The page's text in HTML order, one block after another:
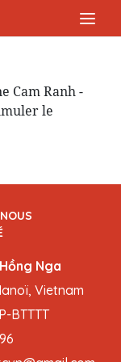
Cam Ranh -
le
Nga
Vietnam
BTTTT